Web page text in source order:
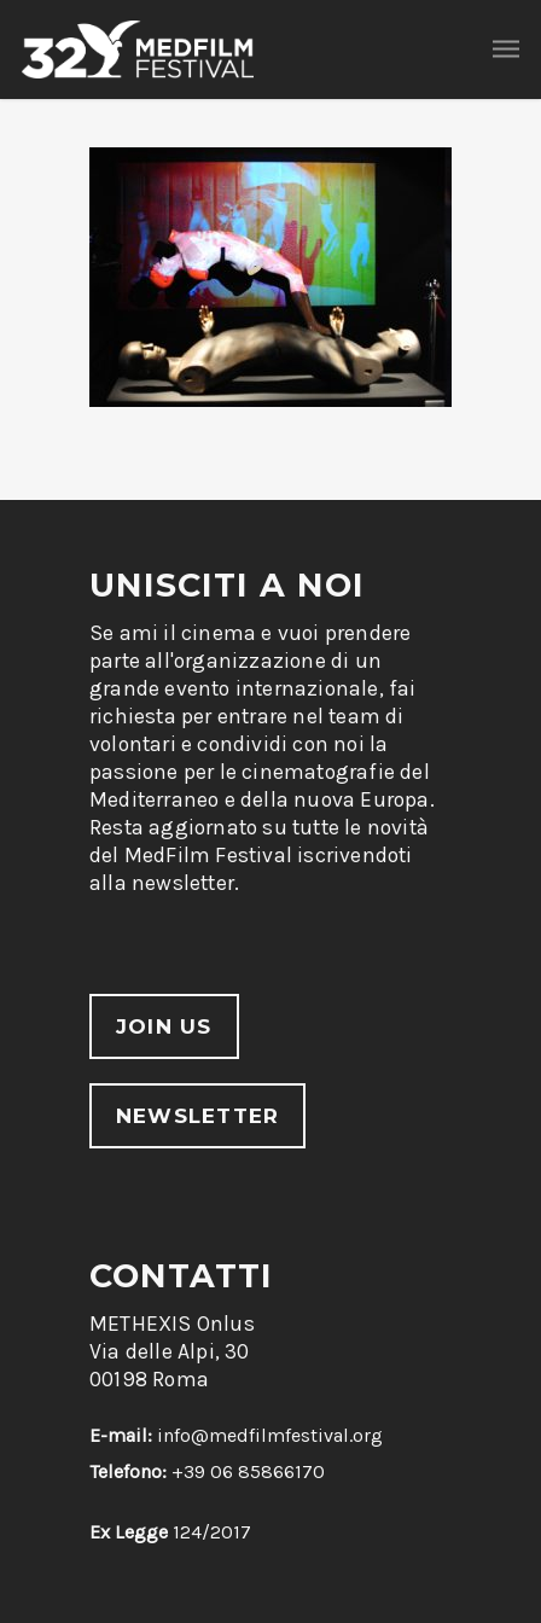
UNISCITI A NOI
Se ami il cinema e vuoi prendere
parte all'organizzazione di un
grande evento internazionale, fai
richiesta per entrare nel team di
volontari e condividi con noi la
passione per le cinematografie del
Mediterraneo e della nuova Europa.
Resta aggiornato su tutte le novità
del MedFilm Festival iscrivendoti
alla newsletter.
JOIN US
NEWSLETTER
CONTATTI
METHEXIS Onlus
Via delle Alpi, 30
00198 Roma
E-mail: info@medfilmfestival.org
Telefono: +39 06 85866170
Ex Legge 124/2017